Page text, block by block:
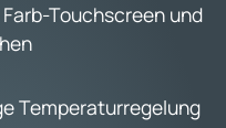
Touchscreen und
Temperaturregelung